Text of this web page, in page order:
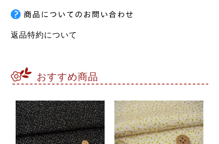
返品特約について
おすすめ商品